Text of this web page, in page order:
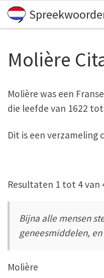
Skip to content
Molière
Molière was een
die leefde van 1622 tot
Dit is een verzameling
Resultaten 1 tot 4 van
Bijna alle mensen
geneesmiddelen,
Molière